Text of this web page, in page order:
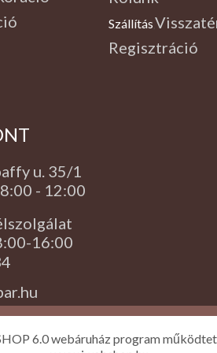
Szállítás
Regisztráció
u. 35/1
- 12:00
16:00
6.0 webáruház program